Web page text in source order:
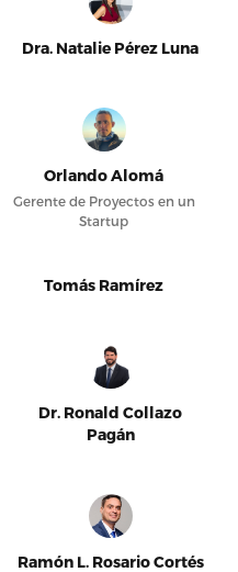
Dra. Natalie Pérez Luna
Orlando Alomá
Gerente de Proyectos en un
Startup
Tomás Ramírez
Dr. Ronald Collazo
Pagán
Ramón L. Rosario Cortés